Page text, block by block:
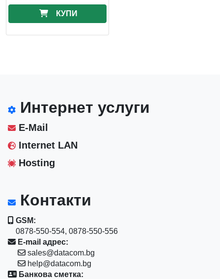
КУПИ
Интернет услуги
E-Mail
Internet LAN
Hosting
Контакти
GSM:
0878-550-554, 0878-550-556
E-mail адрес:
sales@datacom.bg
help@datacom.bg
Банкова сметка: